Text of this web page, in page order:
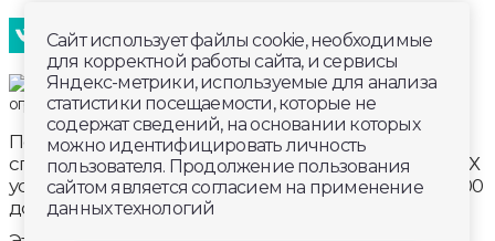
По многочисленным обращениям жителей,
специалисты ЦУГД совместно с управлением ЖКХ
устанавливают знаки ограничения остановки с 6:00
до 20:00 на Нижней Дуброве от дома 3 до дома 51.
Сайт использует файлы cookie, необходимые
для корректной работы сайта, и сервисы
Яндекс-метрики, используемые для анализа
статистики посещаемости, которые не
содержат сведений, на основании которых
можно идентифицировать личность
пользователя. Продолжение пользования
сайтом является согласием на применение
данных технологий